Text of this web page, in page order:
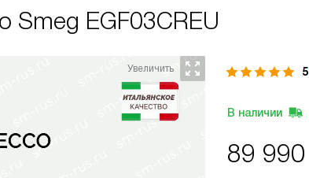
Smeg EGF03CREU
5
В наличии
89 990